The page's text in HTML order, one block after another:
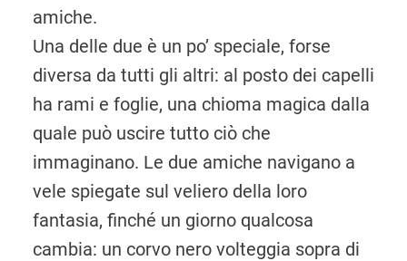
amiche.
Una delle due è un po’ speciale, forse
diversa da tutti gli altri: al posto dei capelli
ha rami e foglie, una chioma magica dalla
quale può uscire tutto ciò che
immaginano. Le due amiche navigano a
vele spiegate sul veliero della loro
fantasia, finché un giorno qualcosa
cambia: un corvo nero volteggia sopra di